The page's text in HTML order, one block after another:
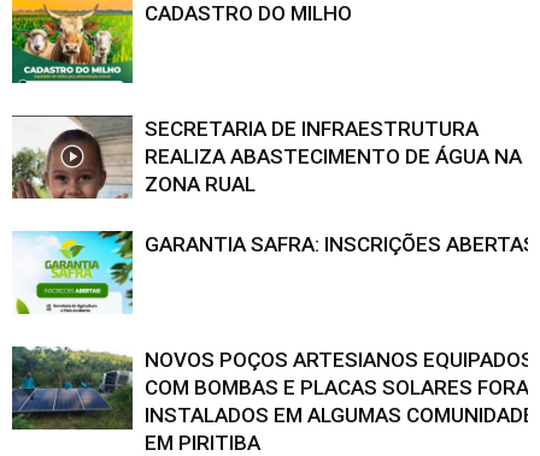
CADASTRO DO MILHO
SECRETARIA DE INFRAESTRUTURA
REALIZA ABASTECIMENTO DE ÁGUA NA
ZONA RUAL
GARANTIA SAFRA: INSCRIÇÕES ABERTAS!
NOVOS POÇOS ARTESIANOS EQUIPADOS
COM BOMBAS E PLACAS SOLARES
INSTALADOS EM ALGUMAS
EM PIRITIBA